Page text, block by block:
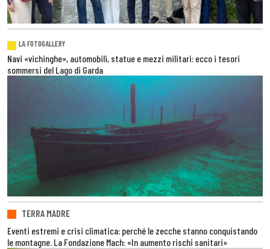
LA FOTOGALLERY
Navi «vichinghe», automobili, statue e mezzi militari: ecco i tesori
sommersi del Lago di Garda
TERRA MADRE
Eventi estremi e crisi climatica: perché le zecche stanno conquistando
le montagne. La Fondazione Mach: «In aumento rischi sanitari»